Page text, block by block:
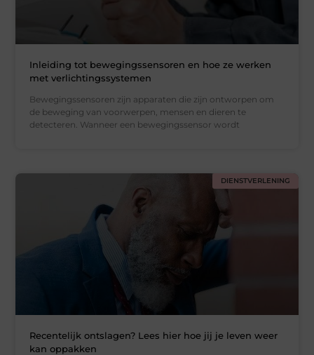
Inleiding tot bewegingssensoren en hoe ze werken
met verlichtingssystemen
Bewegingssensoren zijn apparaten die zijn ontworpen om
de beweging van voorwerpen, mensen en dieren te
detecteren. Wanneer een bewegingssensor wordt
DIENSTVERLENING
Recentelijk ontslagen? Lees hier hoe jij je leven weer
kan oppakken